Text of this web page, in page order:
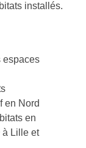
installés.
espaces
en Nord
en
à Lille et